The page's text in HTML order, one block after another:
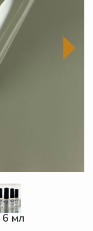
6 мл